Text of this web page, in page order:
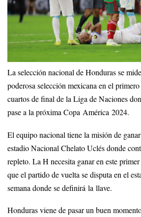
La selección nacional de Honduras se
poderosa selección mexicana en el
cuartos de final de la Liga de Naciones
pase a la próxima Copa América 2024.
El equipo nacional tiene la misión de
estadio Nacional Chelato Uclés donde
repleto. La H necesita ganar en este
que el partido de vuelta se disputa en el
semana donde se definirá la llave.
Honduras viene de pasar un buen